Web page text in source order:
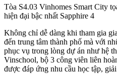
Tòa S4.03 Vinhomes Smart City
hiện đại bậc nhất Sapphire 4
Không chỉ dễ dàng khi tham gia
đến trung tâm thành phố mà với
phục vụ trong lòng dự án như hệ
Vinschool, bộ 3 công viên liên
được đáp ứng nhu cầu học tập,